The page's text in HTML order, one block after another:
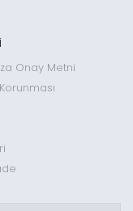
Onay Metni